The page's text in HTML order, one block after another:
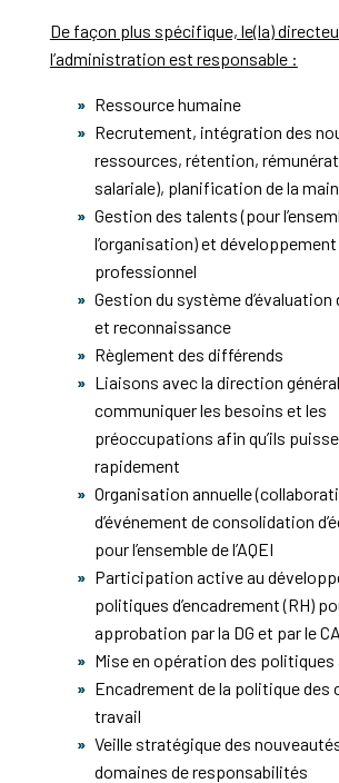
De façon plus spécifique, le(la)
l’administration est responsable :
Ressource humaine
Recrutement, intégration des
ressources, rétention,
salariale), planification de la
Gestion des talents (pour
l’organisation) et développement
professionnel
Gestion du système d’évaluation
et reconnaissance
Règlement des différends
Liaisons avec la direction
communiquer les besoins et les
préoccupations afin qu’ils
rapidement
Organisation annuelle
d’événement de consolidation
pour l’ensemble de l’AQEI
Participation active au
politiques d’encadrement (RH)
approbation par la DG et par le CA
Mise en opération des
Encadrement de la politique des
travail
Veille stratégique des
domaines de responsabilités